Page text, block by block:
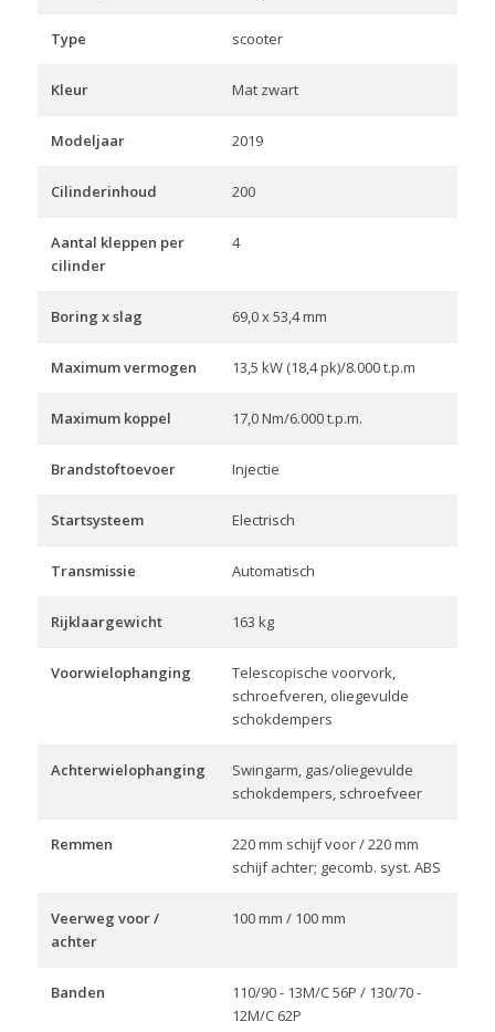
Type scooter
Kleur Mat zwart
Modeljaar 2019
Cilinderinhoud 200
Aantal kleppen per
cilinder
4
Boring x slag 69,0 x 53,4 mm
Maximum vermogen 13,5 kW (18,4 pk)/8.000 t.p.m
Maximum koppel 17,0 Nm/6.000 t.p.m.
Brandstoftoevoer Injectie
Startsysteem Electrisch
Transmissie Automatisch
Rijklaargewicht 163 kg
Voorwielophanging
Telescopische voorvork,
schroefveren, oliegevulde
schokdempers
Achterwielophanging
Swingarm, gas/oliegevulde
schokdempers, schroefveer
Remmen
220 mm schijf voor / 220 mm
schijf achter; gecomb. syst. ABS
Veerweg voor /
achter
100 mm / 100 mm
Banden
110/90 - 13M/C 56P / 130/70 -
12M/C 62P